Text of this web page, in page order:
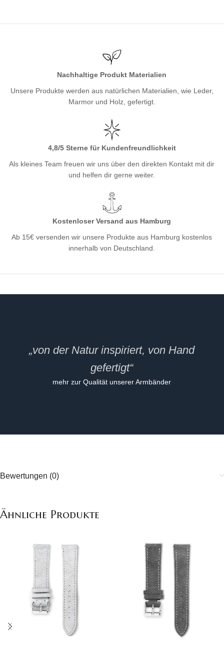
Nachhaltige Produkt Materialien
Unsere Produkte werden aus natürlichen Materialien, wie Leder,
Marmor und Holz, gefertigt.
4,8/5 Sterne für Kundenfreundlichkeit
Als kleines Team freuen wir uns über den direkten Kontakt mit dir
und helfen dir gerne weiter.
Kostenloser Versand aus Hamburg
Ab 15€ versenden wir unsere Produkte aus Hamburg kostenlos
innerhalb von Deutschland.
„von der Natur inspiriert, von Hand
gefertigt“
mehr zur Qualität unserer Armbänder
Bewertungen (0)
Ähnliche Produkte